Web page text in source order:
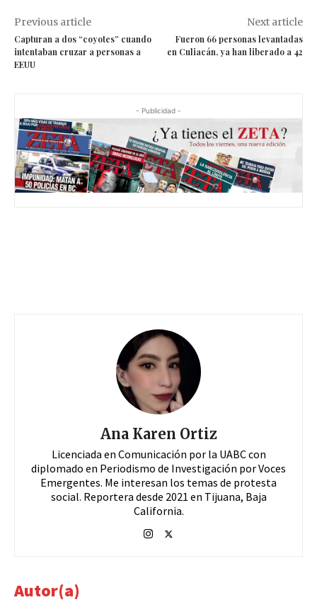
Previous article
intentaban cruzar a personas a
EEUU
Next article
en Culiacán, ya han liberado a 42
Ana Karen Ortiz
Licenciada en Comunicación por la UABC con
diplomado en Periodismo de Investigación por Voces
Emergentes. Me interesan los temas de protesta
social. Reportera desde 2021 en Tijuana, Baja
California.
Autor(a)